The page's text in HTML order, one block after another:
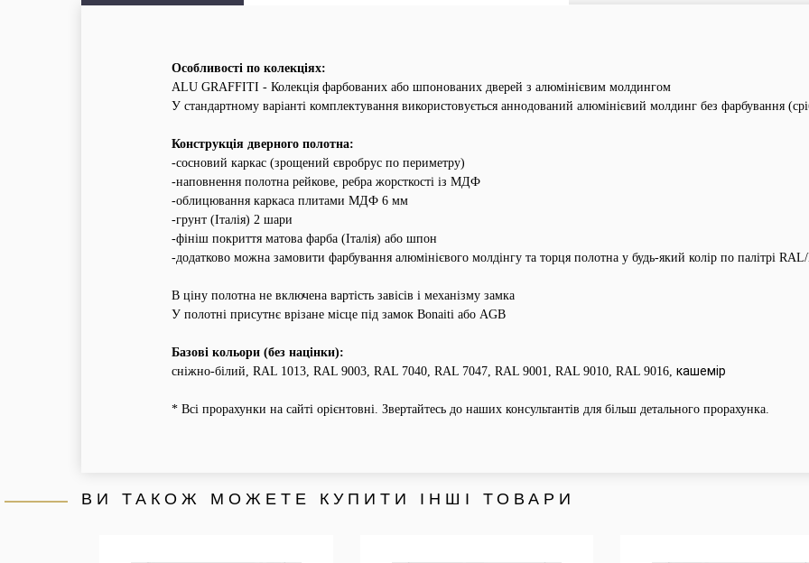
Особливості по колекціях:
ALU GRAFFITI - Колекція фарбованих або шпонованих дверей з алюмінієвим молдингом
У стандартному варіанті комплектування використовується аннодований алюмінієвий молдинг без фарбування
Конструкція дверного полотна:
-сосновий каркас (зрощений євробрус по периметру)
-наповнення полотна рейкове, ребра жорсткості із МДФ
-облицювання каркаса плитами МДФ 6 мм
-грунт (Італія) 2 шари
-фініш покриття матова фарба (Італія) або шпон
-додатково можна замовити фарбування алюмінієвого молдінгу та торця полотна у будь-який колір по палітрі
В ціну полотна не включена вартість завісів і механізму замка
У полотні присутнє врізане місце під замок Bonaiti або AGB
Базові кольори (без націнки):
сніжно-білий, RAL 1013, RAL 9003, RAL 7040, RAL 7047, RAL 9001, RAL 9010, RAL 9016, кашемір
* Всі прорахунки на сайті орієнтовні. Звертайтесь до наших консультантів для більш детального прорахунка.
ВИ ТАКОЖ МОЖЕТЕ КУПИТИ ІНШІ ТОВАРИ